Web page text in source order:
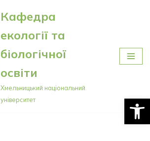
Кафедра
екології та
біологічної
освіти
Хмельницький національний
університет